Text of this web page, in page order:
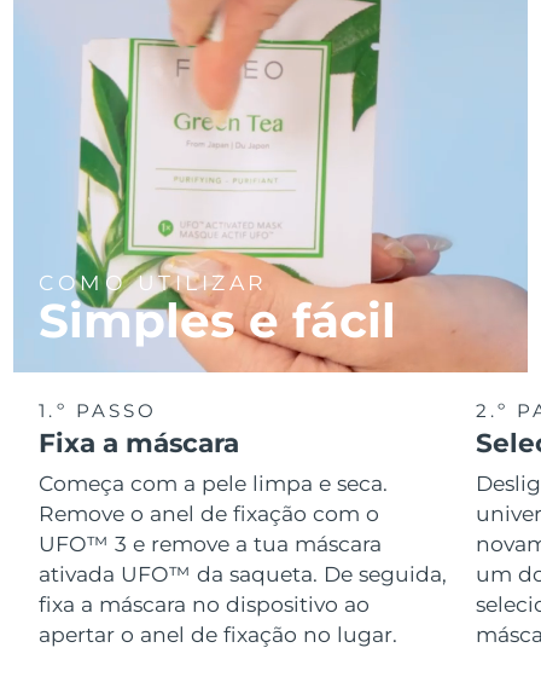
COMO UTILIZAR
Simples e fácil
1.º PASSO
Fixa a máscara
Começa com a pele limpa e seca.
Remove o anel de fixação com o
UFO™ 3 e remove a tua máscara
ativada UFO™ da saqueta. De seguida,
fixa a máscara no dispositivo ao
apertar o anel de fixação no lugar.
2.º
um